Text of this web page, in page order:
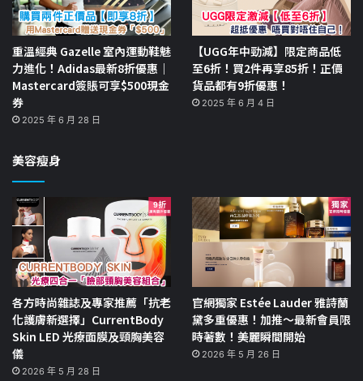
重溫經典 Gazelle 室內運動鞋魅
力進化！Adidas最新8折優惠｜
Mastercard簽賬可享$500現金
券
2025 年 6 月 28 日
【UGG年中勁減】限定商品低
至6折！買2件再享85折！正價
貨品都有9折優惠！
2025 年 6 月 4 日
美容瘦身
各方時尚雜誌及專家推薦「抗老
化護膚新選擇」CurrentBody
Skin LED 光療面膜及頸胸美容
儀
2026 年 5 月 28 日
官網獨家 Estée Lauder 雅詩蘭
黛多重優惠！加推～最新會員限
時著數！美麗瞬間開始
2026 年 5 月 26 日